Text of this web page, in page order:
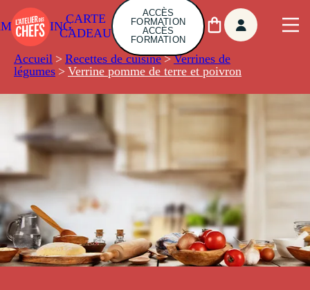
CARTE
CADEAU
ACCÈS
FORMATION
ACCÈS
FORMATION
Accueil > Recettes de cuisine > Verrines de
légumes > Verrine pomme de terre et poivron